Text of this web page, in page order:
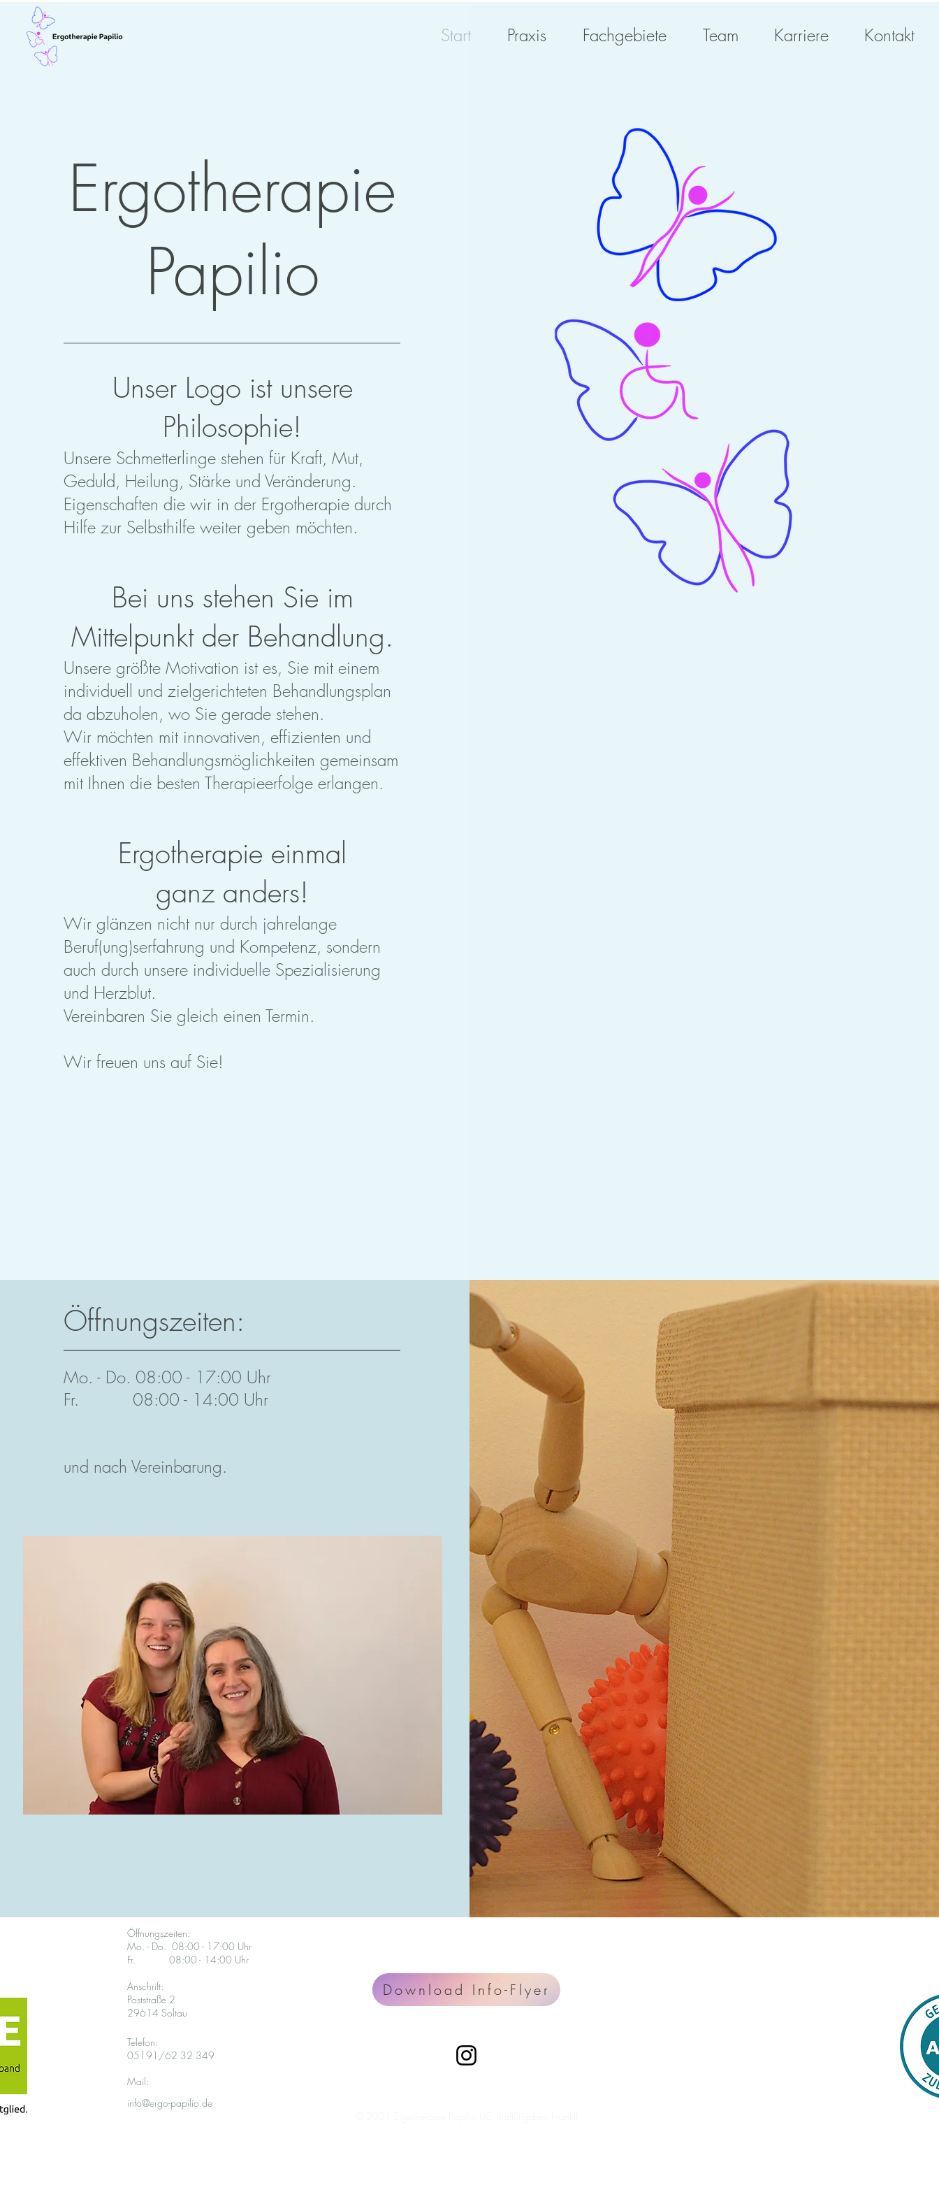
Start Praxis Fachgebiete Team Karriere Kontakt
Ergotherapie
Papilio
Unser Logo ist unsere
Philosophie!
Unsere Schmetterlinge stehen für Kraft, Mut,
Geduld, Heilung, Stärke und Veränderung.
Eigenschaften die wir in der Ergotherapie durch
Hilfe zur Selbsthilfe weiter geben möchten.
Bei uns stehen Sie im
Mittelpunkt der Behandlung.
Unsere größte Motivation ist es, Sie mit einem
individuell und zielgerichteten Behandlungsplan
da abzuholen, wo Sie gerade stehen.
Wir möchten mit innovativen, effizienten und
effektiven Behandlungsmöglichkeiten gemeinsam
mit Ihnen die besten Therapieerfolge erlangen.
Ergotherapie einmal
ganz anders!
Wir glänzen nicht nur durch jahrelange
Beruf(ung)serfahrung und Kompetenz, sondern
auch durch unsere individuelle Spezialisierung
und Herzblut.
Vereinbaren Sie gleich einen Termin.
Wir freuen uns auf Sie!
Öffnungszeiten:
Mo. - Do. 08:00 - 17:00 Uhr
Fr. 08:00 - 14:00 Uhr
und nach Vereinbarung.
Öffnungszeiten:
Mo. - Do. 08:00 - 17:00 Uhr
Fr. 08:00 - 14:00 Uhr
Anschrift:
Poststraße 2
29614 Soltau
Download Info-Flyer
Telefon:
05191/62 32 349
Mail:
info@ergo-papilio.de